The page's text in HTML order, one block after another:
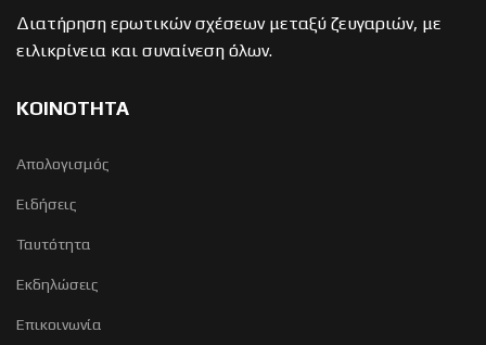
Διατήρηση ερωτικών σχέσεων μεταξύ ζευγαριών, με
ειλικρίνεια και συναίνεση όλων.
ΚΟΙΝΟΤΗΤΑ
Απολογισμός
Ειδήσεις
Ταυτότητα
Εκδηλώσεις
Επικοινωνία